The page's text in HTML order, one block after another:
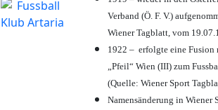
Verband (Ö. F. V.)
Wiener Tagblatt, vom
1922 – erfolgte eine Fusion
„Pfeil“ Wien (III) zum
(Quelle: Wiener Sport
Namensänderung in Wiener